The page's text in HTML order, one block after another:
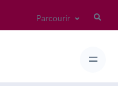
Parcourir